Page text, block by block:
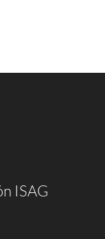
ISAG